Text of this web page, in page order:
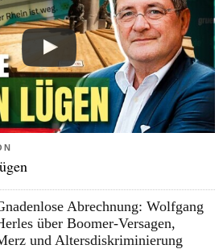
Abrechnung: Wolfgang
über Boomer-Versagen,
und Altersdiskriminierung